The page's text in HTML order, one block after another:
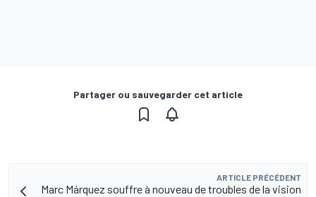
Partager ou sauvegarder cet article
ARTICLE PRÉCÉDENT
Marc Márquez souffre à nouveau de troubles de la vision